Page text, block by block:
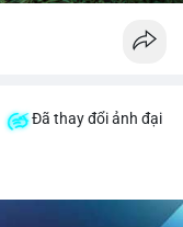
Đã thay đổi ảnh đại